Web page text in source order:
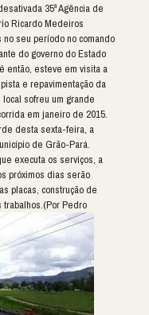
35ª Agência de
Ricardo Medeiros
seu período no comando
do governo do Estado
então, esteve em visita a
e repavimentação da
sofreu um grande
em janeiro de 2015.
desta sexta-feira, a
de Grão-Pará.
executa os serviços, a
próximos dias serão
placas, construção de
Pedro